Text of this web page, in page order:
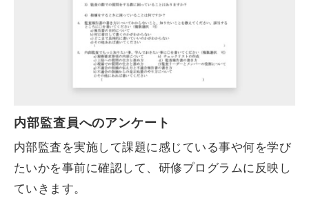
内部監査員へのアンケート
内部監査を実施して課題に感じている事や何を学び
たいかを事前に確認して、研修プログラムに反映し
ていきます。